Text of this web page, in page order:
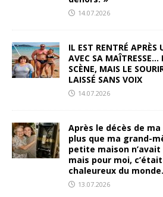
14.07.2026
IL EST RENTRÉ APRÈS
AVEC SA MAÎTRESSE…
SCÈNE, MAIS LE
LAISSÉ SANS VOIX
14.07.2026
Après le décès de
plus que ma grand-
petite maison
mais pour moi,
chaleureux du monde.
13.07.2026